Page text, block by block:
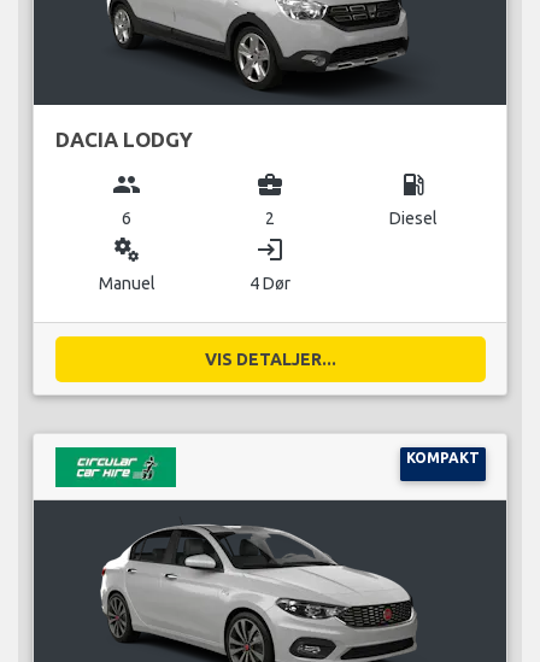
DACIA LODGY
group
6
business_center
2
local_gas_station
Diesel
miscellaneous_services
Manuel
login
4 Dør
VIS DETALJER...
KOMPAKT